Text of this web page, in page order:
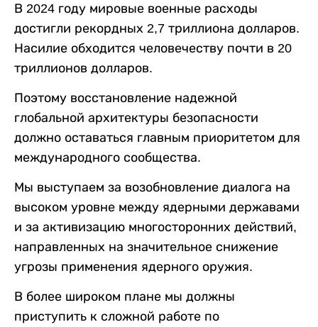
В 2024 году мировые военные расходы
достигли рекордных 2,7 триллиона долларов.
Насилие обходится человечеству почти в 20
триллионов долларов.
Поэтому восстановление надежной
глобальной архитектуры безопасности
должно оставаться главным приоритетом для
международного сообщества.
Мы выступаем за возобновление диалога на
высоком уровне между ядерными державами
и за активизацию многосторонних действий,
направленных на значительное снижение
угрозы применения ядерного оружия.
В более широком плане мы должны
приступить к сложной работе по